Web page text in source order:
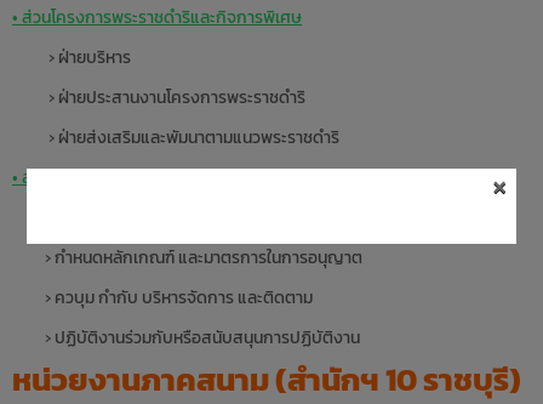
• ส่วนโครงการพระราชดำริและกิจการพิเศษ
› ฝ่ายบริหาร
› ฝ่ายประสานงานโครงการพระราชดำริ
› ฝ่ายส่งเสริมและพัมนาตามแนวพระราชดำริ
• ส่วนการอนุญาต
› กำหนดหลักเกณฑ์ และมาตรการในการอนุญาต
› ควบุม กำกับ บริหารจัดการ และติดตาม
› ปฏิบัติงานร่วมกับหรือสนับสนุนการปฏิบัติงาน
หน่วยงานภาคสนาม (สำนักฯ 10 ราชบุรี)
×